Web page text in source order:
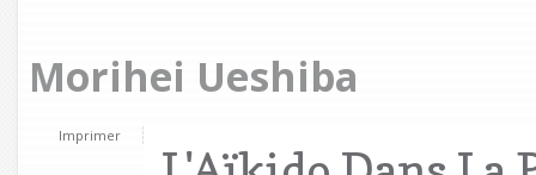
Morihei Ueshiba
Imprimer